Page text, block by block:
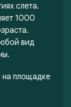
слета.
1000
вид
на площадке